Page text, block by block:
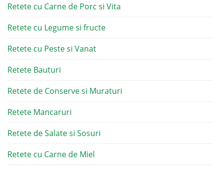
Retete cu Carne de Porc si Vita
Retete cu Legume si fructe
Retete cu Peste si Vanat
Retete Bauturi
Retete de Conserve si Muraturi
Retete Mancaruri
Retete de Salate si Sosuri
Retete cu Carne de Miel